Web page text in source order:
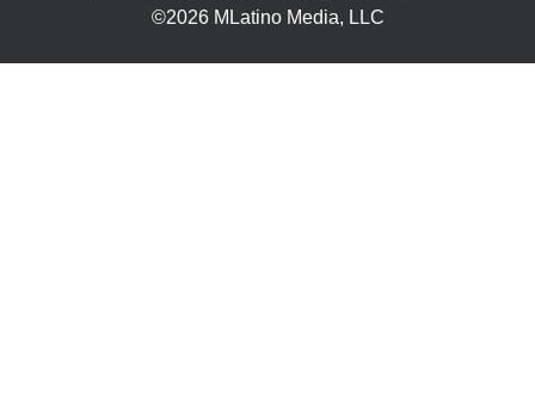
©2026 MLatino Media, LLC